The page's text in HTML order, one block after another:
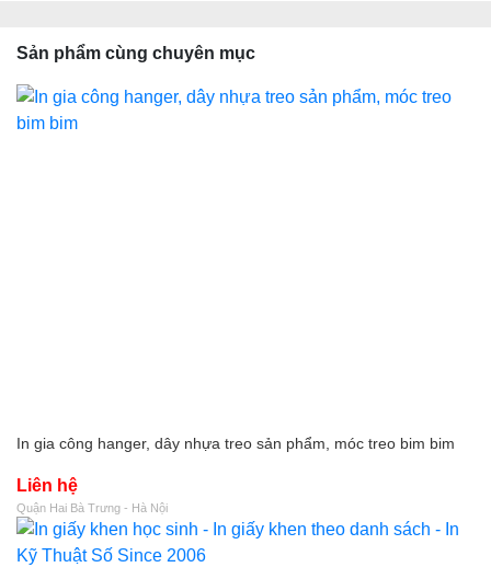
Sản phẩm cùng chuyên mục
In gia công hanger, dây nhựa treo sản phẩm, móc treo bim bim
Liên hệ
Quận Hai Bà Trưng - Hà Nội